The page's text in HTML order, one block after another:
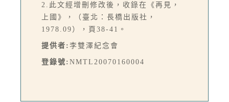
2.此文經增刪修改後，收錄在《再見，
上國》，（臺北：長橋出版社，
1978.09），頁38-41。
提供者: 李雙澤紀念會
登錄號: NMTL20070160004